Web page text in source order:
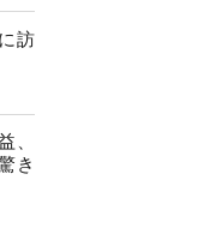
訪
、
き